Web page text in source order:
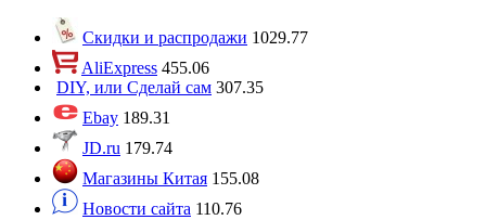
Скидки и распродажи 1029.77
AliExpress 455.06
DIY, или Сделай сам 307.35
Ebay 189.31
JD.ru 179.74
Магазины Китая 155.08
Новости сайта 110.76